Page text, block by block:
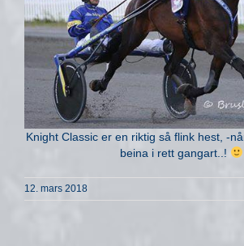
Knight Classic er en riktig så flink hest, -
beina i rett gangart..!
12. mars 2018